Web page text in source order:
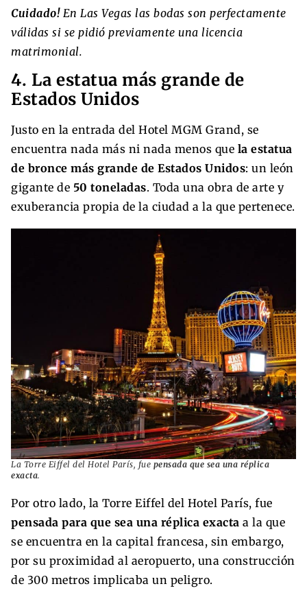
Cuidado! En Las Vegas las bodas son perfectamente
válidas si se pidió previamente una licencia
matrimonial.
4. La estatua más grande de
Estados Unidos
Justo en la entrada del Hotel MGM Grand, se
encuentra nada más ni nada menos que la estatua
de bronce más grande de Estados Unidos: un león
gigante de 50 toneladas. Toda una obra de arte y
exuberancia propia de la ciudad a la que pertenece.
La Torre Eiffel del Hotel París, fue pensada que sea una réplica
exacta.
Por otro lado, la Torre Eiffel del Hotel París, fue
pensada para que sea una réplica exacta a la que
se encuentra en la capital francesa, sin embargo,
por su proximidad al aeropuerto, una construcción
de 300 metros implicaba un peligro.